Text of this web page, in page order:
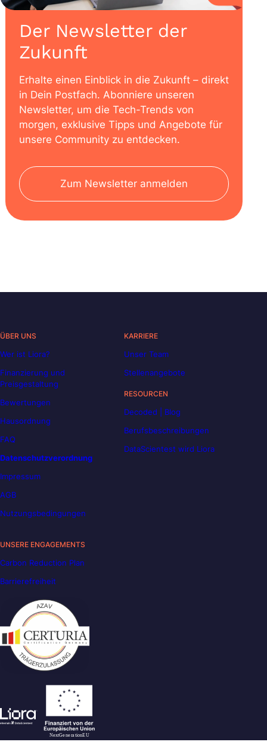
Der Newsletter der
Zukunft
Erhalte einen Einblick in die Zukunft – direkt
in Dein Postfach. Abonniere unseren
Newsletter, um die Tech-Trends von
morgen, exklusive Tipps und Angebote für
unsere Community zu entdecken.
Zum Newsletter anmelden
ÜBER UNS
Wer ist Liora?
Finanzierung und
Preisgestaltung
Bewertungen
Hausordnung
FAQ
Datenschutzverordnung
Impressum
AGB
Nutzungsbedingungen
KARRIERE
Unser Team
Stellenangebote
RESOURCEN
Decoded | Blog
Berufsbeschreibungen
DataScientest wird Liora
UNSERE ENGAGEMENTS
Carbon Reduction Plan
Barrierefreiheit